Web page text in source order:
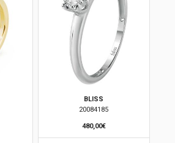
BLISS
20084185
480,00€